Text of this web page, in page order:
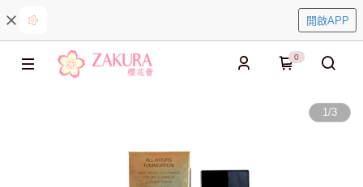
開啟APP
0
1/3